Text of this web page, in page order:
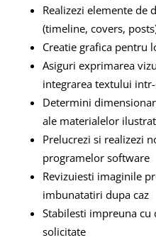
Realizezi elemente de
(timeline, covers,
Creatie grafica pentru
Asiguri exprimarea
integrarea textului
Determini
ale materialelor
Prelucrezi si realizezi
programelor software
Revizuiesti imaginile
imbunatatiri dupa caz
Stabilesti impreuna
solicitate